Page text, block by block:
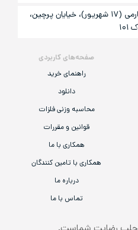
صفحه‌های کاربردی
راهنمای خرید
دانلود
محاسبه وزنی فلزات
قوانین و مقررات
همکاری با ما
همکاری با تامین کنندگان
درباره ما
تماس با ما
تهران، شادآباد، خیابان شهید طارمی (۱۷ شهریور)، خیایان پرچین،
۱۰۱